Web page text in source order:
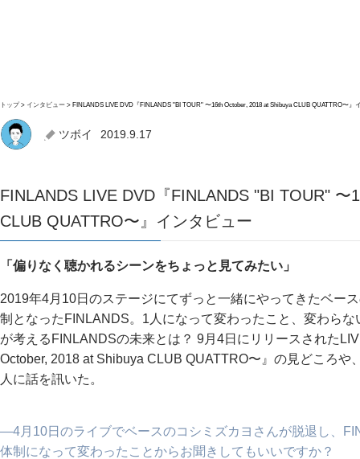
トップ インタビュー FINLANDS LIVE DVD『FINLANDS "BI TOUR" 〜16th October, 2018 at Shibuya CLUB QUATTRO〜』
ツボイ 2019.9.17
FINLANDS LIVE DVD『FINLANDS "BI TOUR"
CLUB QUATTRO〜』インタビュー
「偏りなく聴かれるシーンをちょっと見てみたい」
2019年4月10日のステージにてずっと一緒にやってきたベー
制となったFINLANDS。1人になって変わったこと、変わら
が考えるFINLANDSの未来とは？ 9月4日にリリースされた
October, 2018 at Shibuya CLUB QUATTRO〜』の見どころ
人に話を訊いた。
―4月10日のライブでベースのコシミズカヨさんが脱退し、
体制になって変わったことからお聞きしてもいいですか？